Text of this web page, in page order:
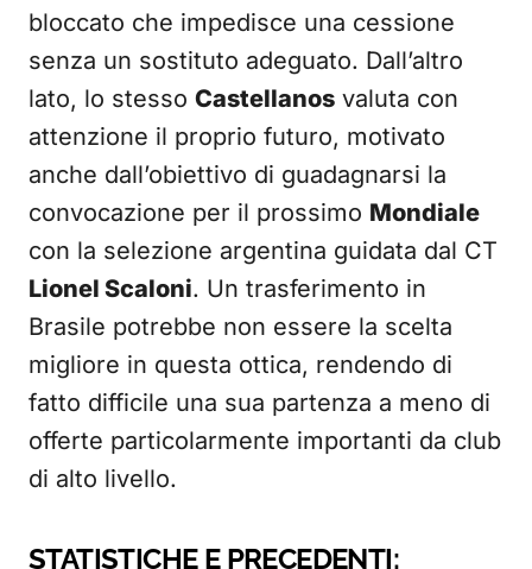
bloccato che impedisce una cessione
senza un sostituto adeguato. Dall’altro
lato, lo stesso Castellanos valuta con
attenzione il proprio futuro, motivato
anche dall’obiettivo di guadagnarsi la
convocazione per il prossimo Mondiale
con la selezione argentina guidata dal CT
Lionel Scaloni. Un trasferimento in
Brasile potrebbe non essere la scelta
migliore in questa ottica, rendendo di
fatto difficile una sua partenza a meno di
offerte particolarmente importanti da club
di alto livello.
STATISTICHE E PRECEDENTI: